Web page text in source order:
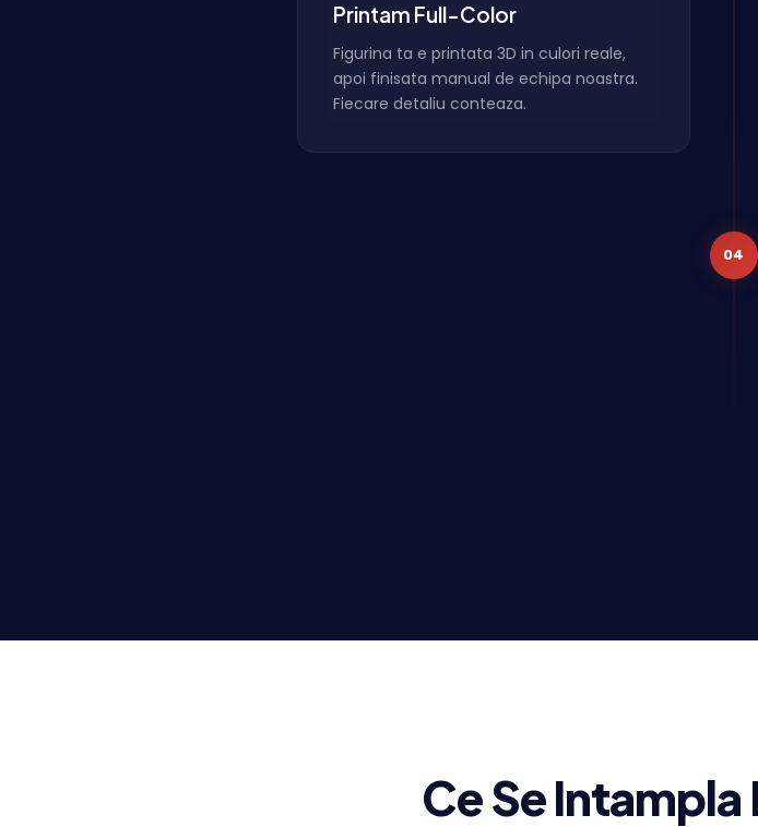
Printam Full-Color
Figurina ta e printata 3D in culori reale,
apoi finisata manual de echipa noastra.
Fiecare detaliu conteaza.
04
Ce Se Intampla